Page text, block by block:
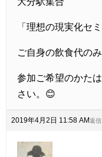
「理想の現実化セ
ご自身の飲食代の
参加ご希望のかた
さい。😊
2019年4月2日 11:58 AM返信